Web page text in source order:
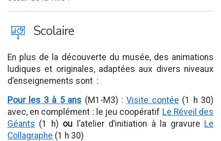
J Scolaire
En plus de la découverte du musée, des animations
ludiques et originales, adaptées aux divers niveaux
d’enseignements sont :
Pour les 3 à 5 ans (M1-M3) :Visite contée (1 h 30)
avec, en complément : le jeu coopératif Le Réveil des
Géants (1 h) ou l’atelier d’initiation à la gravure Le
Collagraphe (1 h 30)